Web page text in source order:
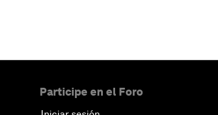
Participe en el Foro